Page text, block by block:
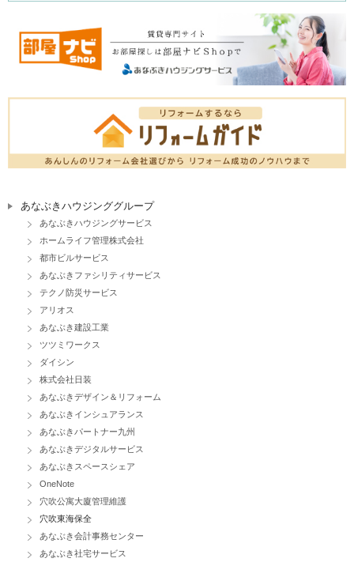
あなぶきハウジンググループ
あなぶきハウジングサービス
ホームライフ管理株式会社
都市ビルサービス
あなぶきファシリティサービス
テクノ防災サービス
アリオス
あなぶき建設工業
ツツミワークス
ダイシン
株式会社日装
あなぶきデザイン＆リフォーム
あなぶきインシュアランス
あなぶきパートナー九州
あなぶきデジタルサービス
あなぶきスペースシェア
OneNote
穴吹公寓大廈管理維護
穴吹東海保全
あなぶき会計事務センター
あなぶき社宅サービス